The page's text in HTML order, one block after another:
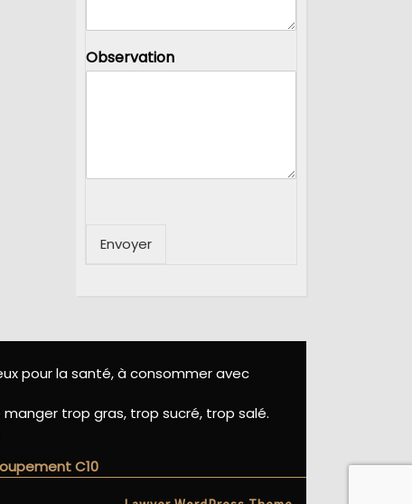
Observation
Envoyer
pour la santé, à consommer avec
trop gras, trop sucré, trop salé.
C10